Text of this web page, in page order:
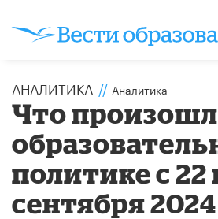
АНАЛИТИКА // Аналитика
Что
политике с 22
сентября